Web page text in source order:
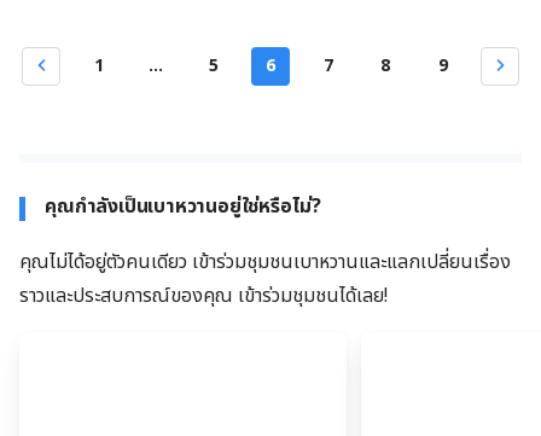
1 ... 5 6 7 8 9
คุณกำลังเป็นเบาหวานอยู่ใช่หรือไม่?
คุณไม่ได้อยู่ตัวคนเดียว เข้าร่วมชุมชนเบาหวานและแลกเปลี่ยนเรื่อง
ราวและประสบการณ์ของคุณ เข้าร่วมชุมชนได้เลย!